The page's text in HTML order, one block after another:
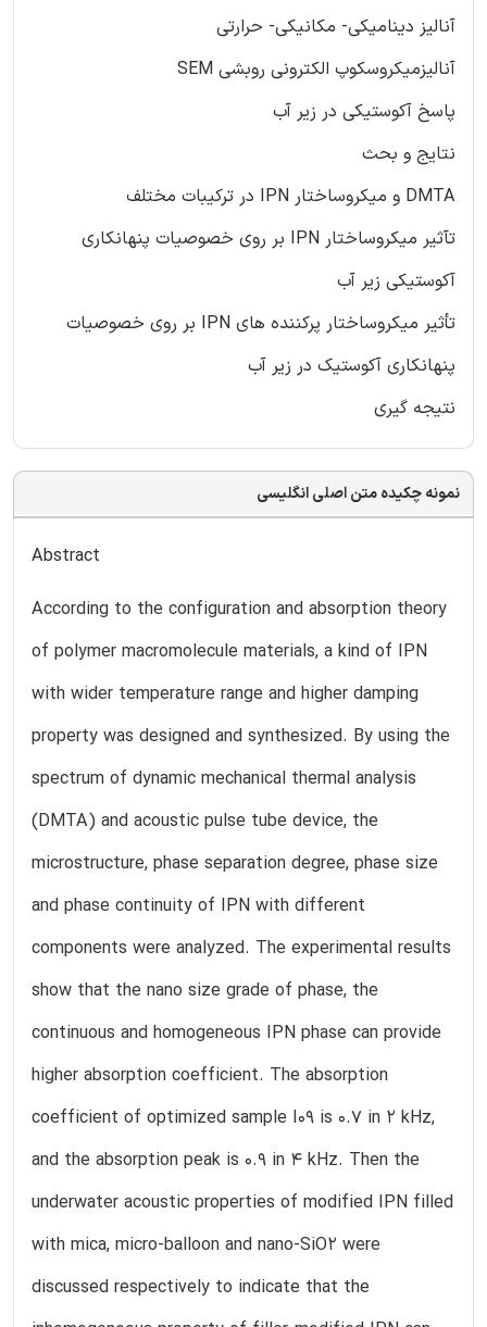
آنالیز دینامیکی- مکانیکی- حرارتی
آنالیزمیکروسکوپ الکترونی روبشی SEM
پاسخ آکوستیکی در زیر آب
نتایج و بحث
DMTA و میکروساختار IPN در ترکیبات مختلف
تآثیر میکروساختار IPN بر روی خصوصیات پنهانکاری
آکوستیکی زیر آب
تأثیر میکروساختار پرکننده های IPN بر روی خصوصیات
پنهانکاری آکوستیک در زیر آب
نتیجه گیری
نمونه چکیده متن اصلی انگلیسی
Abstract
According to the configuration and absorption theory
of polymer macromolecule materials, a kind of IPN
with wider temperature range and higher damping
property was designed and synthesized. By using the
spectrum of dynamic mechanical thermal analysis
(DMTA) and acoustic pulse tube device, the
microstructure, phase separation degree, phase size
and phase continuity of IPN with different
components were analyzed. The experimental results
show that the nano size grade of phase, the
continuous and homogeneous IPN phase can provide
higher absorption coefficient. The absorption
coefficient of optimized sample I09 is 0.7 in 2 kHz,
and the absorption peak is 0.9 in 4 kHz. Then the
underwater acoustic properties of modified IPN filled
with mica, micro-balloon and nano-SiO2 were
discussed respectively to indicate that the